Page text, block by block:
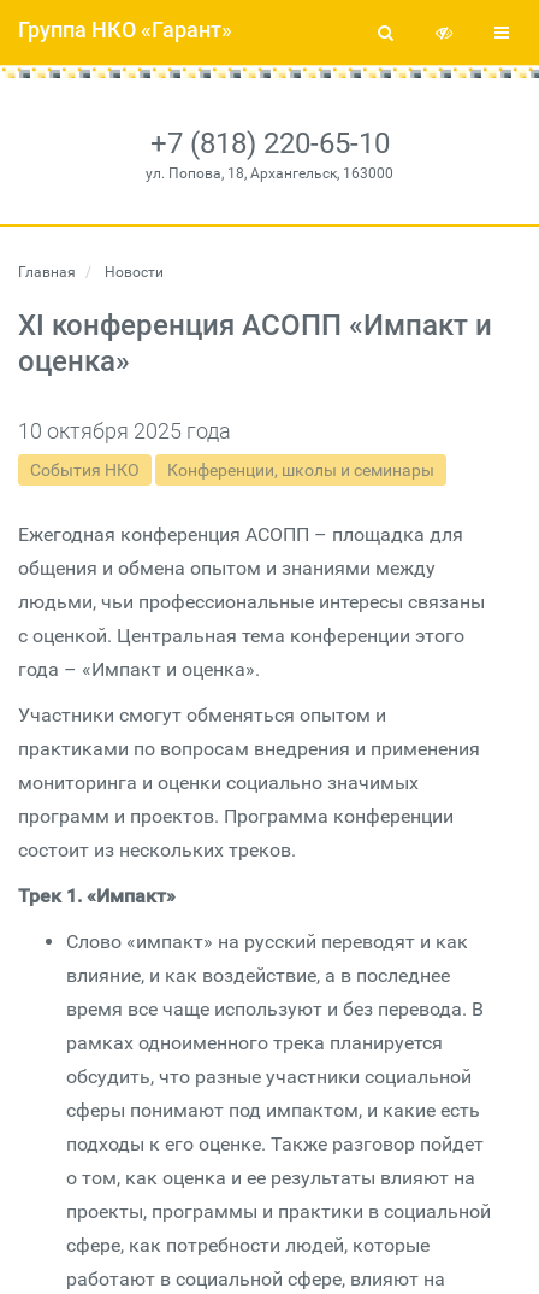
+7 (818) 220-65-10
ул. Попова, 18, Архангельск, 163000
Группа НКО «Гарант»
Главная Новости
XI конференция АСОПП «Импакт и
оценка»
10 октября 2025 года
События НКО Конференции, школы и семинары
Ежегодная конференция АСОПП – площадка для
общения и обмена опытом и знаниями между
людьми, чьи профессиональные интересы связаны
с оценкой. Центральная тема конференции этого
года – «Импакт и оценка».
Участники смогут обменяться опытом и
практиками по вопросам внедрения и применения
мониторинга и оценки социально значимых
программ и проектов. Программа конференции
состоит из нескольких треков.
Трек 1. «Импакт»
Слово «импакт» на русский переводят и как
влияние, и как воздействие, а в последнее
время все чаще используют и без перевода. В
рамках одноименного трека планируется
обсудить, что разные участники социальной
сферы понимают под импактом, и какие есть
подходы к его оценке. Также разговор пойдет
о том, как оценка и ее результаты влияют на
проекты, программы и практики в социальной
сфере, как потребности людей, которые
работают в социальной сфере, влияют на